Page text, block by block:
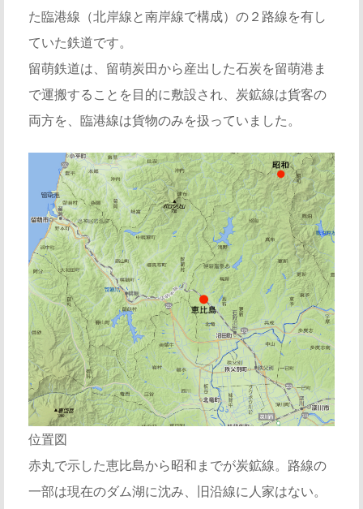
た臨港線（北岸線と南岸線で構成）の２路線を有し
ていた鉄道です。
留萌鉄道は、留萌炭田から産出した石炭を留萌港ま
で運搬することを目的に敷設され、炭鉱線は貨客の
両方を、臨港線は貨物のみを扱っていました。
位置図
赤丸で示した恵比島から昭和までが炭鉱線。路線の
一部は現在のダム湖に沈み、旧沿線に人家はない。